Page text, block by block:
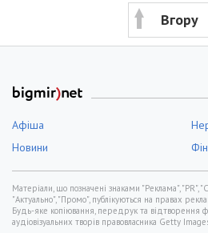
Вгору
Афіша
Новини
Матеріали, що позначені знаками "Реклама", "PR",
"Актуально", "Промо", публікуються на правах
Будь-яке копіювання, передрук та відтворення
аудіовізуальних творів правовласника Getty